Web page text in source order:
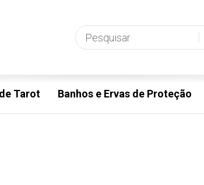
Tarot Banhos e Ervas de Proteção